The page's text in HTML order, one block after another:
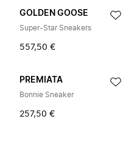
GOLDEN GOOSE
Super-Star Sneakers
557,50 €
PREMIATA
Bonnie Sneaker
257,50 €